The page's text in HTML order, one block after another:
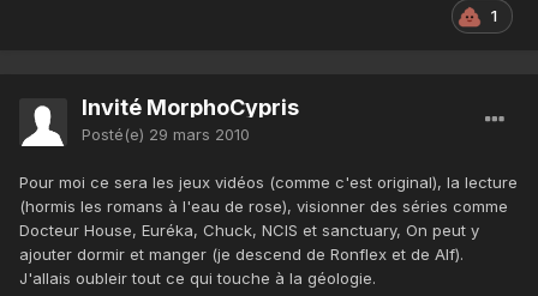
1
Invité MorphoCypris
Posté(e) 29 mars 2010
Pour moi ce sera les jeux vidéos (comme c'est original), la lecture
(hormis les romans à l'eau de rose), visionner des séries comme
Docteur House, Euréka, Chuck, NCIS et sanctuary, On peut y
ajouter dormir et manger (je descend de Ronflex et de Alf).
J'allais oubleir tout ce qui touche à la géologie.